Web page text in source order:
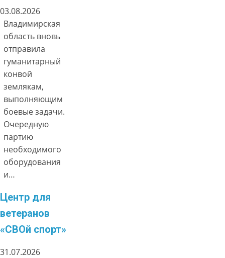
03.08.2026
Владимирская
область вновь
отправила
гуманитарный
конвой
землякам,
выполняющим
боевые задачи.
Очередную
партию
необходимого
оборудования
и…
Центр для
ветеранов
«СВОй спорт»
31.07.2026